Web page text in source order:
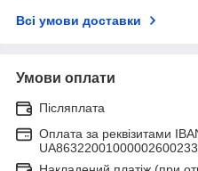
Всі умови доставки
Умови оплати
Післяплата
Оплата за реквізитами